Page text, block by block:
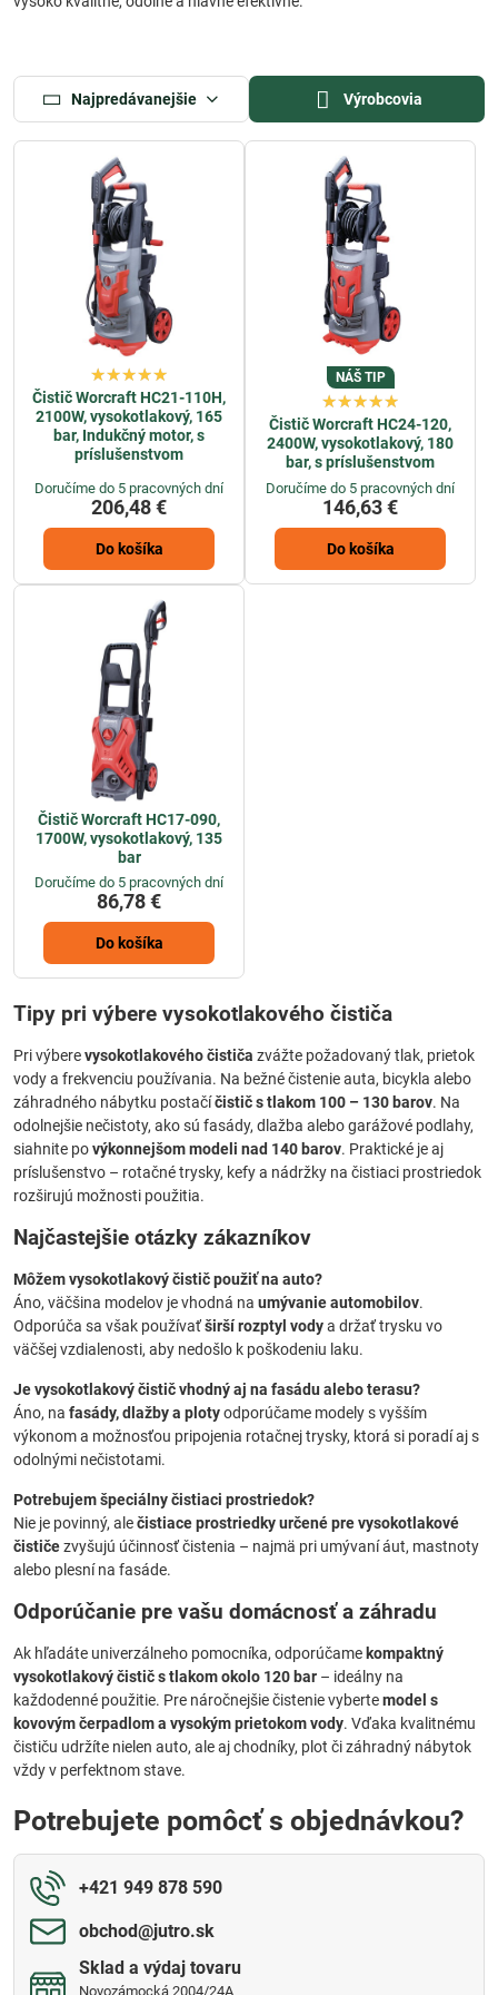
Najpredávanejšie Výrobcovia
Čistič Worcraft HC21-110H,
2100W, vysokotlakový, 165
bar, Indukčný motor, s
príslušenstvom
Doručíme do 5 pracovných dní
206,48 €
Do košíka
NÁŠ TIP
Čistič Worcraft HC24-120,
2400W, vysokotlakový, 180
bar, s príslušenstvom
Doručíme do 5 pracovných dní
146,63 €
Do košíka
Čistič Worcraft HC17-090,
1700W, vysokotlakový, 135
bar
Doručíme do 5 pracovných dní
86,78 €
Do košíka
Tipy pri výbere vysokotlakového čističa
Pri výberevysokotlakového čističa zvážte požadovaný tlak, prietok
vody a frekvenciu používania. Na bežné čistenie auta, bicykla alebo
záhradného nábytku postačíčistič s tlakom 100 – 130 barov. Na
odolnejšie nečistoty, ako sú fasády, dlažba alebo garážové podlahy,
siahnite povýkonnejšom modeli nad 140 barov. Praktické je aj
príslušenstvo – rotačné trysky, kefy a nádržky na čistiaci prostriedok
rozširujú možnosti použitia.
Najčastejšie otázky zákazníkov
Môžem vysokotlakový čistič použiť na auto?
Áno, väčšina modelov je vhodná na umývanie automobilov.
Odporúča sa však používaťširší rozptyl vodya držať trysku vo
väčšej vzdialenosti, aby nedošlo k poškodeniu laku.
Je vysokotlakový čistič vhodný aj na fasádu alebo terasu?
Áno, na fasády, dlažby a plotyodporúčame modely s vyšším
výkonom a možnosťou pripojenia rotačnej trysky, ktorá si poradí aj s
odolnými nečistotami.
Potrebujem špeciálny čistiaci prostriedok?
Nie je povinný, alečistiace prostriedky určené pre vysokotlakové
čističezvyšujú účinnosť čistenia – najmä pri umývaní áut, mastnoty
alebo plesní na fasáde.
Odporúčanie pre vašu domácnosť a záhradu
Ak hľadáte univerzálneho pomocníka, odporúčame kompaktný
vysokotlakový čistič s tlakom okolo 120 bar – ideálny na
každodenné použitie. Pre náročnejšie čistenie vybertemodel s
kovovým čerpadlom a vysokým prietokom vody. Vďaka kvalitnému
čističu udržíte nielen auto, ale aj chodníky, plot či záhradný nábytok
vždy v perfektnom stave.
Potrebujete pomôcť s objednávkou?
+421 949 878 590
obchod​@jutro​.sk
Sklad a výdaj tovaru
Novozámocká 2004/24A